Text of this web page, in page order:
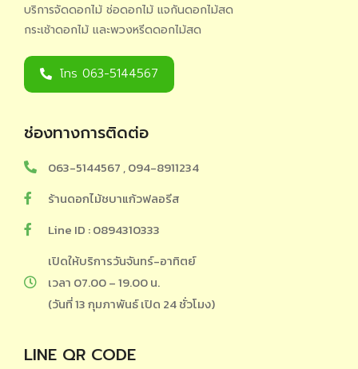
บริการจัดดอกไม้ ช่อดอกไม้ แจกันดอกไม้สด
กระเช้าดอกไม้ และพวงหรีดดอกไม้สด
โทร 063-5144567
ช่องทางการติดต่อ
063-5144567 , 094-8911234
ร้านดอกไม้ชบาแก้วฟลอรีส
Line ID : 0894310333
เปิดให้บริการวันจันทร์-อาทิตย์
เวลา 07.00 – 19.00 น.
(วันที่ 13 กุมภาพันธ์ เปิด 24 ชั่วโมง)
LINE QR CODE